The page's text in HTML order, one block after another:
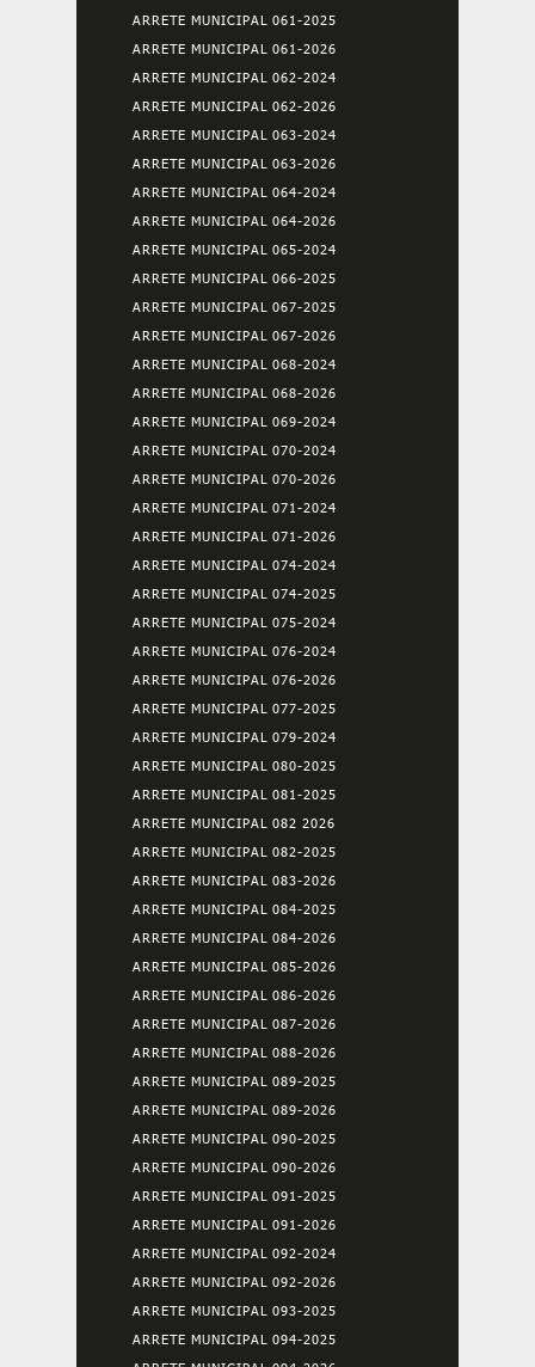
ARRETE MUNICIPAL 061-2025
ARRETE MUNICIPAL 061-2026
ARRETE MUNICIPAL 062-2024
ARRETE MUNICIPAL 062-2026
ARRETE MUNICIPAL 063-2024
ARRETE MUNICIPAL 063-2026
ARRETE MUNICIPAL 064-2024
ARRETE MUNICIPAL 064-2026
ARRETE MUNICIPAL 065-2024
ARRETE MUNICIPAL 066-2025
ARRETE MUNICIPAL 067-2025
ARRETE MUNICIPAL 067-2026
ARRETE MUNICIPAL 068-2024
ARRETE MUNICIPAL 068-2026
ARRETE MUNICIPAL 069-2024
ARRETE MUNICIPAL 070-2024
ARRETE MUNICIPAL 070-2026
ARRETE MUNICIPAL 071-2024
ARRETE MUNICIPAL 071-2026
ARRETE MUNICIPAL 074-2024
ARRETE MUNICIPAL 074-2025
ARRETE MUNICIPAL 075-2024
ARRETE MUNICIPAL 076-2024
ARRETE MUNICIPAL 076-2026
ARRETE MUNICIPAL 077-2025
ARRETE MUNICIPAL 079-2024
ARRETE MUNICIPAL 080-2025
ARRETE MUNICIPAL 081-2025
ARRETE MUNICIPAL 082 2026
ARRETE MUNICIPAL 082-2025
ARRETE MUNICIPAL 083-2026
ARRETE MUNICIPAL 084-2025
ARRETE MUNICIPAL 084-2026
ARRETE MUNICIPAL 085-2026
ARRETE MUNICIPAL 086-2026
ARRETE MUNICIPAL 087-2026
ARRETE MUNICIPAL 088-2026
ARRETE MUNICIPAL 089-2025
ARRETE MUNICIPAL 089-2026
ARRETE MUNICIPAL 090-2025
ARRETE MUNICIPAL 090-2026
ARRETE MUNICIPAL 091-2025
ARRETE MUNICIPAL 091-2026
ARRETE MUNICIPAL 092-2024
ARRETE MUNICIPAL 092-2026
ARRETE MUNICIPAL 093-2025
ARRETE MUNICIPAL 094-2025